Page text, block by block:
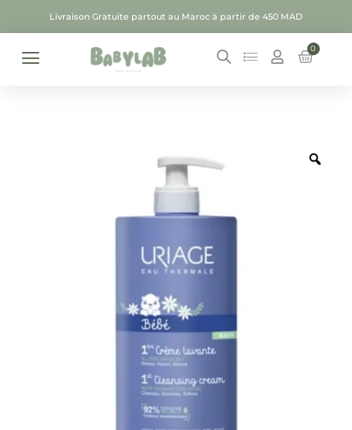
Livraison Gratuite partout au Maroc à partir de 450 MAD
0